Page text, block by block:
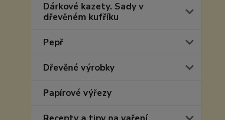
Dárkové kazety. Sady v
dřevěném kufříku
Pepř
Dřevěné výrobky
Papírové výřezy